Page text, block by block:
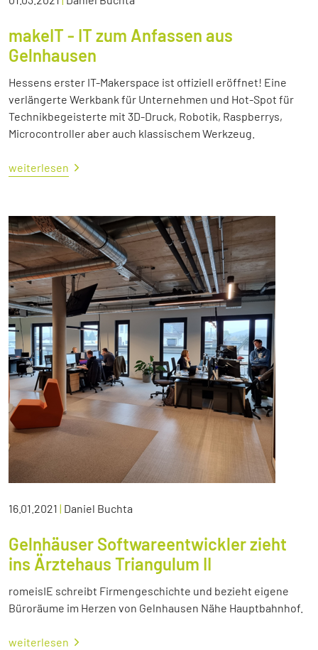
makeIT - IT zum Anfassen aus
Gelnhausen
Hessens erster IT-Makerspace ist offiziell eröffnet! Eine
verlängerte Werkbank für Unternehmen und Hot-Spot für
Technikbegeisterte mit 3D-Druck, Robotik, Raspberrys,
Microcontroller aber auch klassischem Werkzeug.
weiterlesen
16.01.2021 | Daniel Buchta
Gelnhäuser Softwareentwickler zieht
ins Ärztehaus Triangulum II
romeisIE schreibt Firmengeschichte und bezieht eigene
Büroräume im Herzen von Gelnhausen Nähe Hauptbahnhof.
weiterlesen